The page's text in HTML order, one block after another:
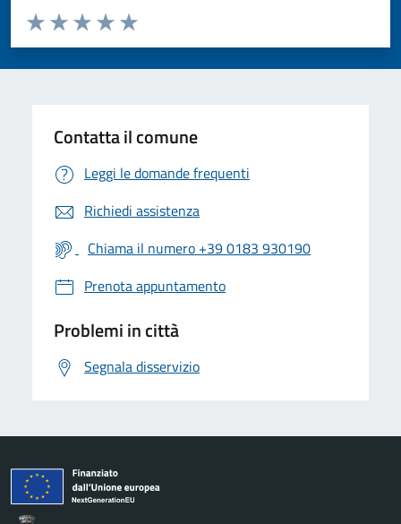
Valuta da 1 a 5 stelle la pagina
Valuta 5 stelle su 5
Valuta 4 stelle su 5
Valuta 3 stelle su 5
Valuta 2 stelle su 5
Valuta 1 stelle su 5
Contatta il comune
Leggi le domande frequenti
Richiedi assistenza
Chiama il numero +39 0183 930190
Prenota appuntamento
Problemi in città
Segnala disservizio